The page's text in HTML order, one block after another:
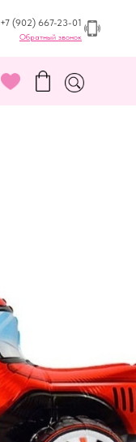
+7 (902) 667-23-01
Обратный звонок